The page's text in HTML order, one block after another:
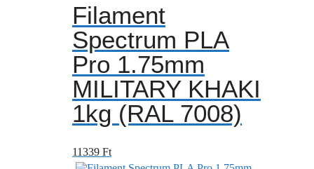
Filament
Spectrum PLA
Pro 1.75mm
MILITARY KHAKI
1kg (RAL 7008)
11339 Ft